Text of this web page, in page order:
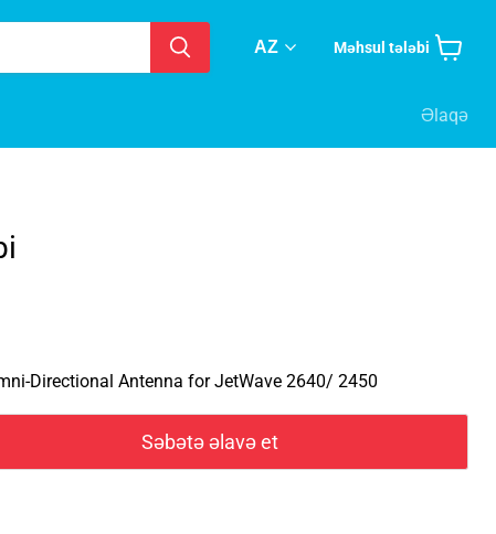
AZ Məhsul tələbi
Əlaqə
Directional Antenna for JetWave 2640/ 2450
Səbətə əlavə et